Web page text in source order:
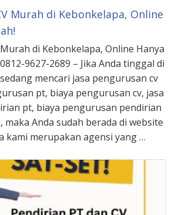
Murah di Kebonkelapa, Online
di Kebonkelapa, Online Hanya
9627-2689 – Jika Anda tinggal di
mencari jasa pengurusan cv
pt, biaya pengurusan cv, jasa
pt, biaya pengurusan pendirian
maka Anda sudah berada di website
kami merupakan agensi yang …